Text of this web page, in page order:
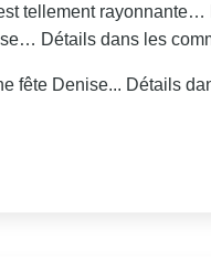
tellement rayonnante…
Détails dans les
fête Denise... Détails